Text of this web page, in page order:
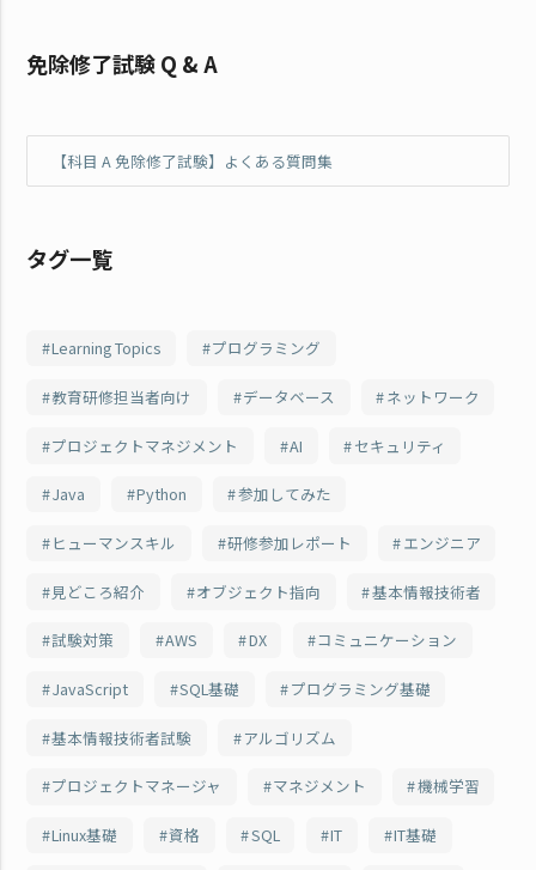
免除修了試験 Q & A
【科目 A 免除修了試験】よくある質問集
タグ一覧
Learning Topics プログラミング
教育研修担当者向け データベース ネットワーク
プロジェクトマネジメント AI セキュリティ
Java Python 参加してみた
ヒューマンスキル 研修参加レポート エンジニア
見どころ紹介 オブジェクト指向 基本情報技術者
試験対策 AWS DX コミュニケーション
JavaScript SQL基礎 プログラミング基礎
基本情報技術者試験 アルゴリズム
プロジェクトマネージャ マネジメント 機械学習
Linux基礎 資格 SQL IT IT基礎